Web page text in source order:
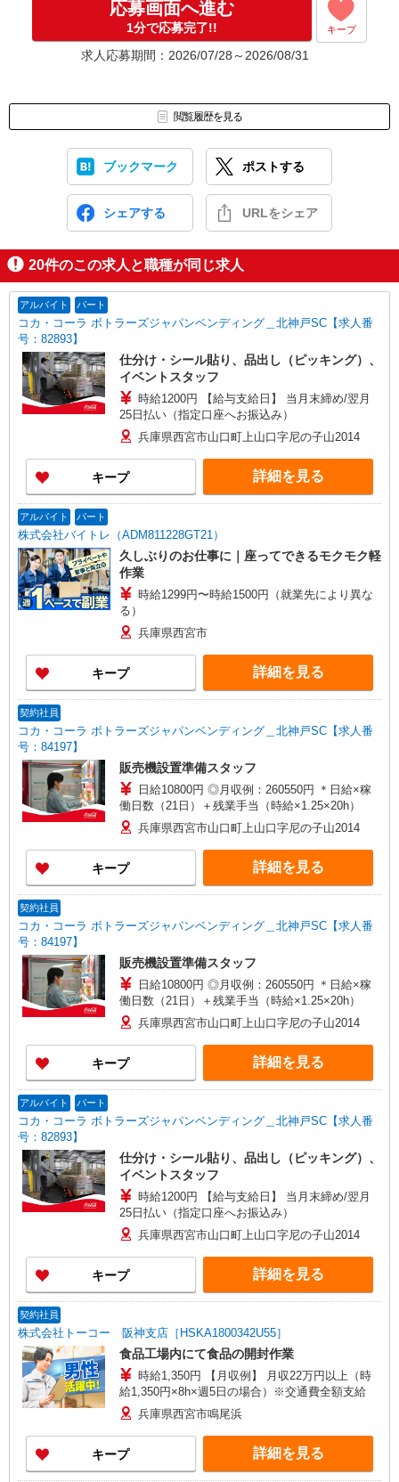
応募画面へ進む
1分で応募完了!! キープ
求人応募期間：2026/07/28～2026/08/31
閲覧履歴を見る
ブックマーク ポストする
シェアする URLをシェア
20件のこの求人と職種が同じ求人
アルバイト パート
コカ・コーラ ボトラーズジャパンベンディング＿北神戸SC【求人番
号：82893】
仕分け・シール貼り、品出し（ピッキング）、
イベントスタッフ
時給1200円 【給与支給日】 当月末締め/翌月
25日払い（指定口座へお振込み）
兵庫県西宮市山口町上山口字尼の子山2014
キープ 詳細を見る
アルバイト パート
株式会社バイトレ（ADM811228GT21）
久しぶりのお仕事に｜座ってできるモクモク軽
作業
時給1299円〜時給1500円（就業先により異な
る）
兵庫県西宮市
キープ 詳細を見る
契約社員
コカ・コーラ ボトラーズジャパンベンディング＿北神戸SC【求人番
号：84197】
販売機設置準備スタッフ
日給10800円 ◎月収例：260550円 ＊日給×稼
働日数（21日）＋残業手当（時給×1.25×20h）
兵庫県西宮市山口町上山口字尼の子山2014
キープ 詳細を見る
契約社員
コカ・コーラ ボトラーズジャパンベンディング＿北神戸SC【求人番
号：84197】
販売機設置準備スタッフ
日給10800円 ◎月収例：260550円 ＊日給×稼
働日数（21日）＋残業手当（時給×1.25×20h）
兵庫県西宮市山口町上山口字尼の子山2014
キープ 詳細を見る
アルバイト パート
コカ・コーラ ボトラーズジャパンベンディング＿北神戸SC【求人番
号：82893】
仕分け・シール貼り、品出し（ピッキング）、
イベントスタッフ
時給1200円 【給与支給日】 当月末締め/翌月
25日払い（指定口座へお振込み）
兵庫県西宮市山口町上山口字尼の子山2014
キープ 詳細を見る
契約社員
株式会社トーコー 阪神支店［HSKA1800342U55］
食品工場内にて食品の開封作業
時給1,350円 【月収例】 月収22万円以上（時
給1,350円×8h×週5日の場合）※交通費全額支給
兵庫県西宮市鳴尾浜
キープ 詳細を見る